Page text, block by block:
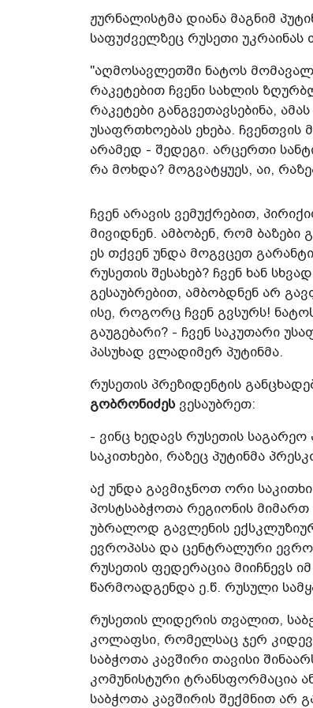
ჟურნალისტმა დიანა მაგნიმ
საფუძველზეც რუსეთი უკრაინას
"აღმოსავლეთში ნატოს
რაკეტებით ჩვენი სახლის
რაკეტები განგვეთავსებინა,
უსაფრთხოებას ეხება.
არამედ - შედეგი. არცერთი
რა მოხდა? მოგვატყუეს, აი,
ჩვენ არავის ვემუქრებით,
მივიდნენ. ამბობენ, რომ
ეს თქვენ უნდა მოგვცეთ
რუსეთის შესახებ? ჩვენ ხან
გესაუბრებით, ამბობდნენ არ
ისე, როგორც ჩვენ გვსურს!
გაუგებარი? - ჩვენ საკუთარი
პასუხად ვლადიმერ პუტინმა.
რუსეთის პრეზიდენტის
გობრონიძესვესაუბრეთ:
- ვინც ხედავს რუსეთის
საკითხები, რაზეც პუტინმა
აქ უნდა გავმიჯნოთ ორი
პოსტსაბჭოთა რეგიონის მიმართ
უბრალოდ გავლენის
ევროპასა და ცენტრალური
რუსეთის ფედერაცია მიიჩნევს
წარმოადგენდა ე.წ. რუსული
რუსეთის ლიდერის თვალით,
კოლაფსი, რომელსაც ჯერ კიდევ
საბჭოთა კავშირი თავისი
კომუნისტური ტრანსფორმაცია
საბჭოთა კავშირის შექმნით არ